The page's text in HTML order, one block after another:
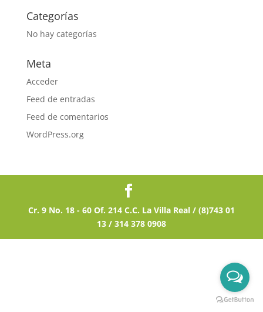
Categorías
No hay categorías
Meta
Acceder
Feed de entradas
Feed de comentarios
WordPress.org
Cr. 9 No. 18 - 60 Of. 214 C.C. La Villa Real / (8)743 01
13 / 314 378 0908